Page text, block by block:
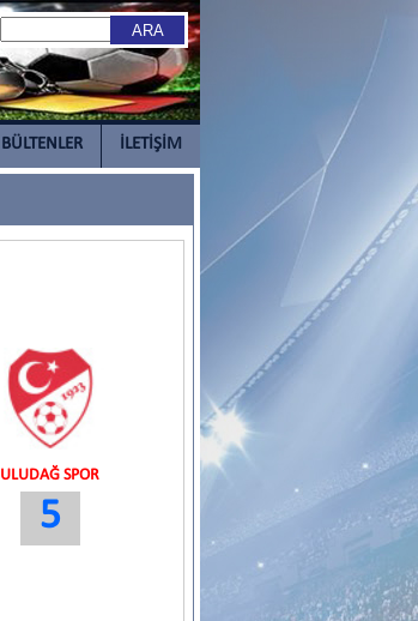
BÜLTENLER İLETİŞİM
ULUDAĞ SPOR
5